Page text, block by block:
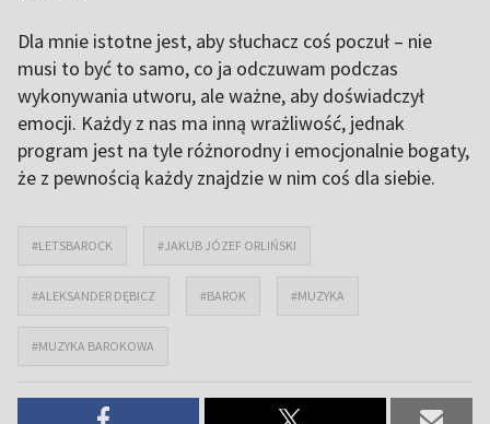
Dla mnie istotne jest, aby słuchacz coś poczuł – nie
musi to być to samo, co ja odczuwam podczas
wykonywania utworu, ale ważne, aby doświadczył
emocji. Każdy z nas ma inną wrażliwość, jednak
program jest na tyle różnorodny i emocjonalnie bogaty,
że z pewnością każdy znajdzie w nim coś dla siebie.
#LETSBAROCK #JAKUB JÓZEF ORLIŃSKI
#ALEKSANDER DĘBICZ #BAROK #MUZYKA
#MUZYKA BAROKOWA